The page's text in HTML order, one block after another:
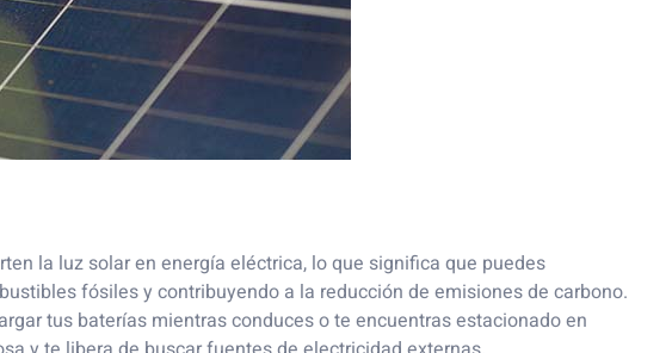
la luz solar en energía eléctrica, lo que significa que puedes
fósiles y contribuyendo a la reducción de emisiones de carbono.
tus baterías mientras conduces o te encuentras estacionado en